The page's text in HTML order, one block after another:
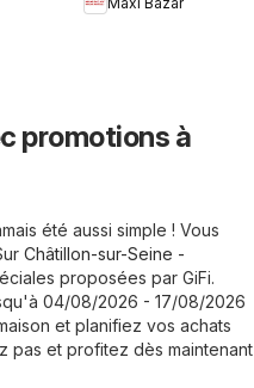
promotions à
été aussi simple ! Vous
Châtillon-sur-Seine -
proposées par GiFi.
04/08/2026 - 17/08/2026
et planifiez vos achats
pas et profitez dès maintenant